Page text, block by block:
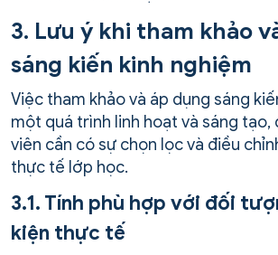
3. Lưu ý khi tham khảo
sáng kiến kinh nghiệm
Việc tham khảo và áp dụng sáng
một quá trình linh hoạt và sáng tạo,
viên cần có sự chọn lọc và điều
thực tế lớp học.
3.1. Tính phù hợp với đối
kiện thực tế